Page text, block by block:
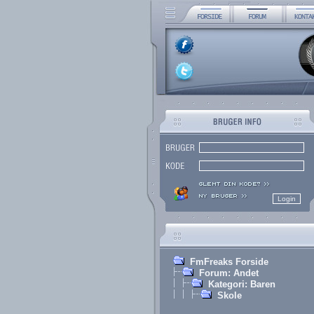
FmFreaks Forside
Forum: Andet
Kategori: Baren
Skole